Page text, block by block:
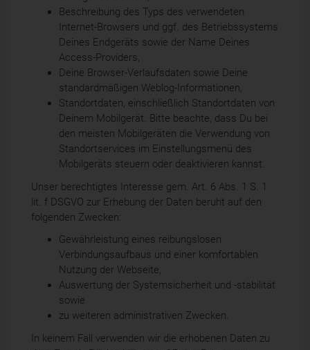
Beschreibung des Typs des verwendeten
Internet-Browsers und ggf. des Betriebssystems
Deines Endgeräts sowie der Name Deines
Access-Providers,
Deine Browser-Verlaufsdaten sowie Deine
standardmäßigen Weblog-Informationen,
Standortdaten, einschließlich Standortdaten von
Deinem Mobilgerät. Bitte beachte, dass Du bei
den meisten Mobilgeräten die Verwendung von
Standortservices im Einstellungsmenü des
Mobilgeräts steuern oder deaktivieren kannst.
Unser berechtigtes Interesse gem. Art. 6 Abs. 1 S. 1
lit. f DSGVO zur Erhebung der Daten beruht auf den
folgenden Zwecken:
Gewährleistung eines reibungslosen
Verbindungsaufbaus und einer komfortablen
Nutzung der Webseite,
Auswertung der Systemsicherheit und -stabilität
sowie
zu weiteren administrativen Zwecken.
In keinem Fall verwenden wir die erhobenen Daten zu